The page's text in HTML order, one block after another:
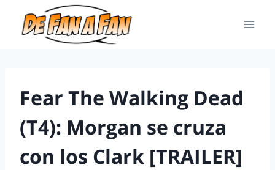
Fear The Walking Dead
(T4): Morgan se cruza
con los Clark [TRAILER]